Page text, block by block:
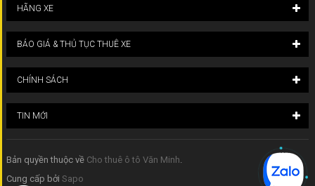
HÃNG XE
BÁO GIÁ & THỦ TỤC THUÊ XE
CHÍNH SÁCH
TIN MỚI
Bản quyền thuộc về Cho thuê ô tô Văn Minh
Cung cấp bởi Sapo